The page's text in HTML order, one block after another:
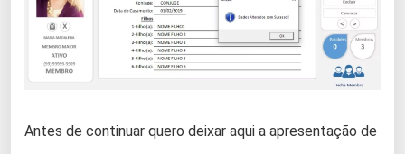
Antes de continuar quero deixar aqui a apresentação de